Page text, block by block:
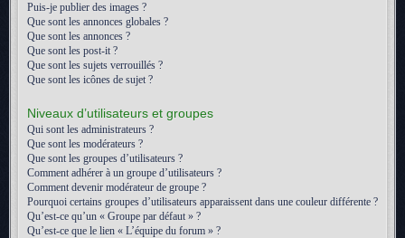
Puis-je publier des images ?
Que sont les annonces globales ?
Que sont les annonces ?
Que sont les post-it ?
Que sont les sujets verrouillés ?
Que sont les icônes de sujet ?
Niveaux d’utilisateurs et groupes
Qui sont les administrateurs ?
Que sont les modérateurs ?
Que sont les groupes d’utilisateurs ?
Comment adhérer à un groupe d’utilisateurs ?
Comment devenir modérateur de groupe ?
Pourquoi certains groupes d’utilisateurs apparaissent dans une couleur différente ?
Qu’est-ce qu’un « Groupe par défaut » ?
Qu’est-ce que le lien « L’équipe du forum » ?